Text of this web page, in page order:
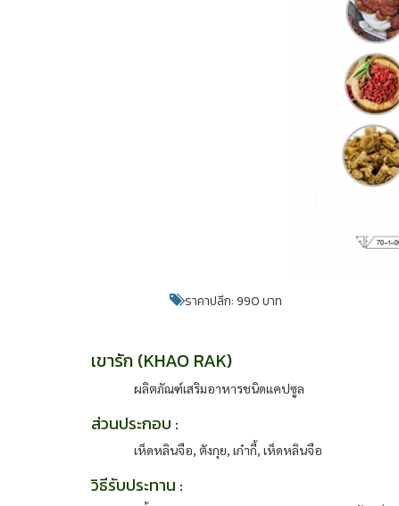
ราคาปลีก: 990 บาท
เขารัก (KHAO RAK)
ผลิตภัณฑ์เสริมอาหารชนิดแคปซูล
ส่วนประกอบ :
เห็ดหลินจือ, ตังกุย, เก๋ากี้, เห็ดหลินจือ
วิธีรับประทาน :